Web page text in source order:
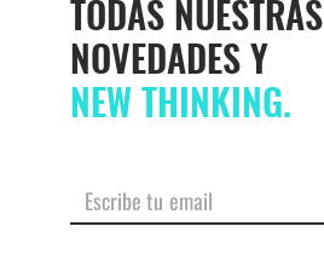
TODAS NUESTRAS
NOVEDADES Y
NEW THINKING.